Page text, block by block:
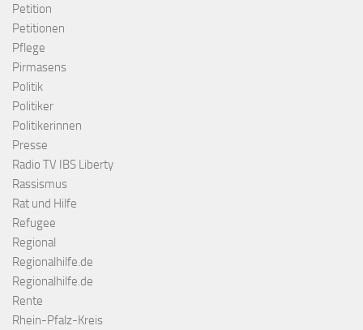
Petition
Petitionen
Pflege
Pirmasens
Politik
Politiker
Politikerinnen
Presse
Radio TV IBS Liberty
Rassismus
Rat und Hilfe
Refugee
Regional
Regionalhilfe.de
Regionalhilfe.de
Rente
Rhein-Pfalz-Kreis